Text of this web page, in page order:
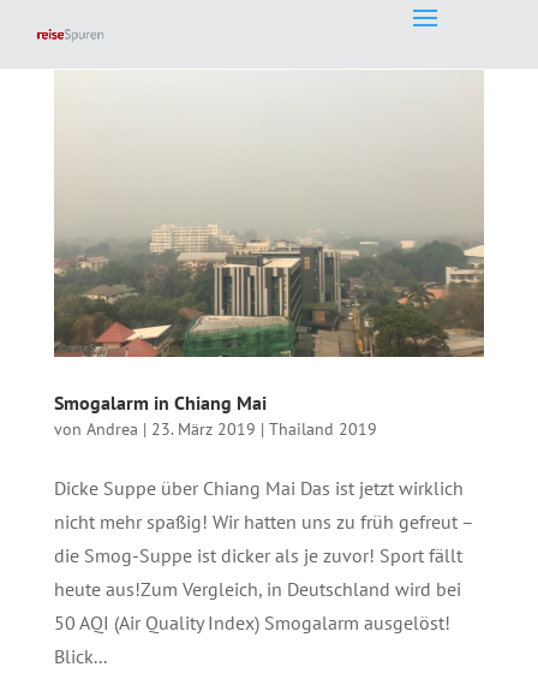
Smogalarm in Chiang Mai
von Andrea | 23. März 2019 | Thailand 2019
Dicke Suppe über Chiang Mai Das ist jetzt wirklich
nicht mehr spaßig! Wir hatten uns zu früh gefreut –
die Smog-Suppe ist dicker als je zuvor! Sport fällt
heute aus!Zum Vergleich, in Deutschland wird bei
50 AQI (Air Quality Index) Smogalarm ausgelöst!
Blick...